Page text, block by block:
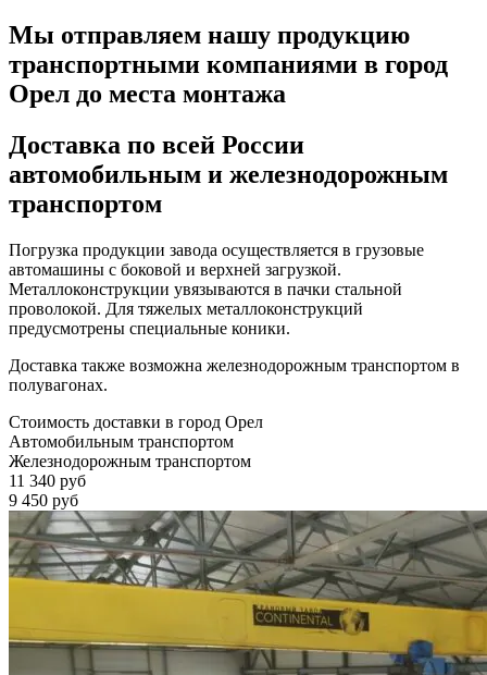
Мы отправляем нашу продукцию
транспортными компаниями в город
Орел до места монтажа
Доставка по всей России
автомобильным и железнодорожным
транспортом
Погрузка продукции завода осуществляется в грузовые
автомашины с боковой и верхней загрузкой.
Металлоконструкции увязываются в пачки стальной
проволокой. Для тяжелых металлоконструкций
предусмотрены специальные коники.
Доставка также возможна железнодорожным транспортом в
полувагонах.
Стоимость доставки в город Орел
Автомобильным транспортом
Железнодорожным транспортом
11 340 руб
9 450 руб